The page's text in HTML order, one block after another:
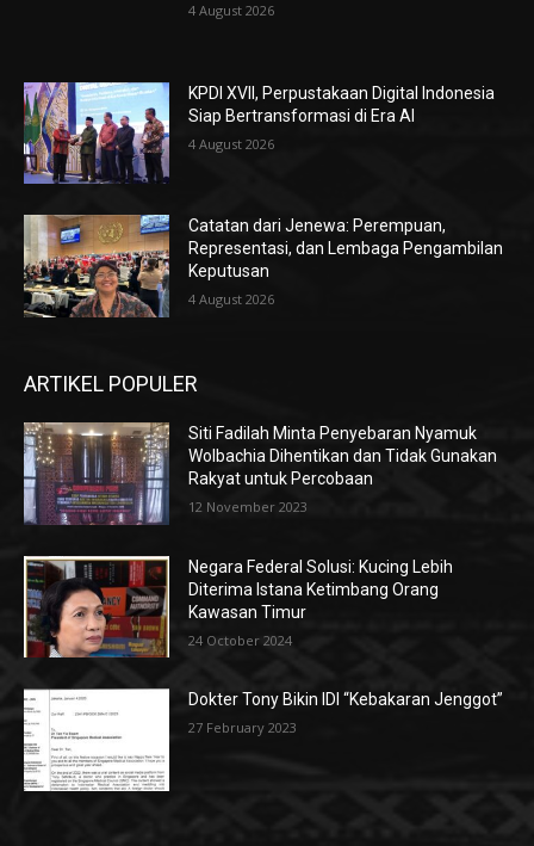
4 August 2026
KPDI XVII, Perpustakaan Digital Indonesia
Siap Bertransformasi di Era AI
4 August 2026
Catatan dari Jenewa: Perempuan,
Representasi, dan Lembaga Pengambilan
Keputusan
4 August 2026
ARTIKEL POPULER
Siti Fadilah Minta Penyebaran Nyamuk
Wolbachia Dihentikan dan Tidak Gunakan
Rakyat untuk Percobaan
12 November 2023
Negara Federal Solusi: Kucing Lebih
Diterima Istana Ketimbang Orang
Kawasan Timur
24 October 2024
Dokter Tony Bikin IDI “Kebakaran Jenggot”
27 February 2023